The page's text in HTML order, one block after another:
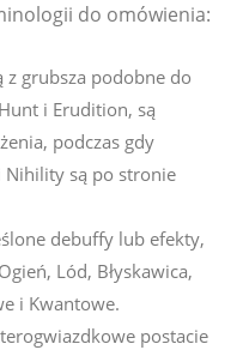
do omówienia:
grubsza podobne do
i Erudition, są
podczas gdy
Nihility są po stronie
debuffy lub efekty,
Lód, Błyskawica,
i Kwantowe.
postacie